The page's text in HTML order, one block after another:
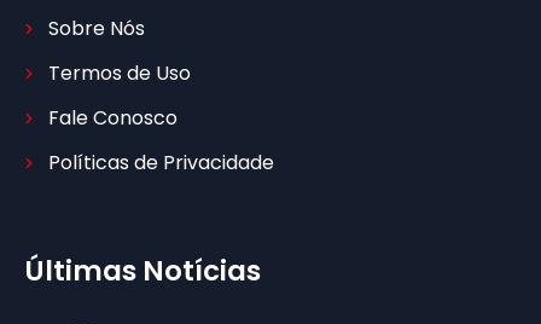
Sobre Nós
Termos de Uso
Fale Conosco
Políticas de Privacidade
Últimas Notícias